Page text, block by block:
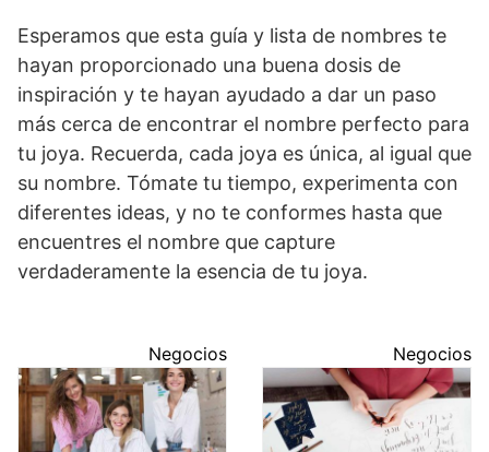
Esperamos que esta guía y lista de nombres te
hayan proporcionado una buena dosis de
inspiración y te hayan ayudado a dar un paso
más cerca de encontrar el nombre perfecto para
tu joya. Recuerda, cada joya es única, al igual que
su nombre. Tómate tu tiempo, experimenta con
diferentes ideas, y no te conformes hasta que
encuentres el nombre que capture
verdaderamente la esencia de tu joya.
Negocios Negocios